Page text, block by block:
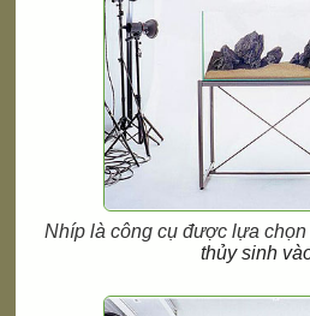
Nhíp là công cụ được lựa
thủy sinh